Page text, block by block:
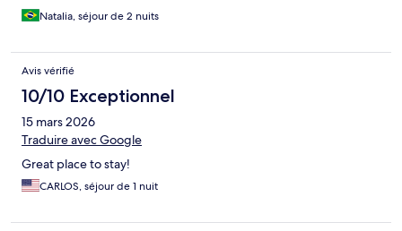
Natalia, séjour de 2 nuits
Avis vérifié
10/10 Exceptionnel
15 mars 2026
Traduire avec Google
Great place to stay!
CARLOS, séjour de 1 nuit